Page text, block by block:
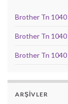
Brother Tn 1040
Brother Tn 1040
Brother Tn 1040
ARŞIVLER